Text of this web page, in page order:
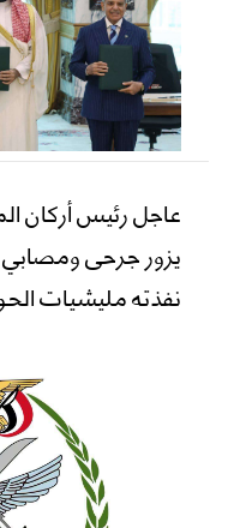
عاجل رئيس أركان
يزور جرحى ومصابي
نفذته مليشيات